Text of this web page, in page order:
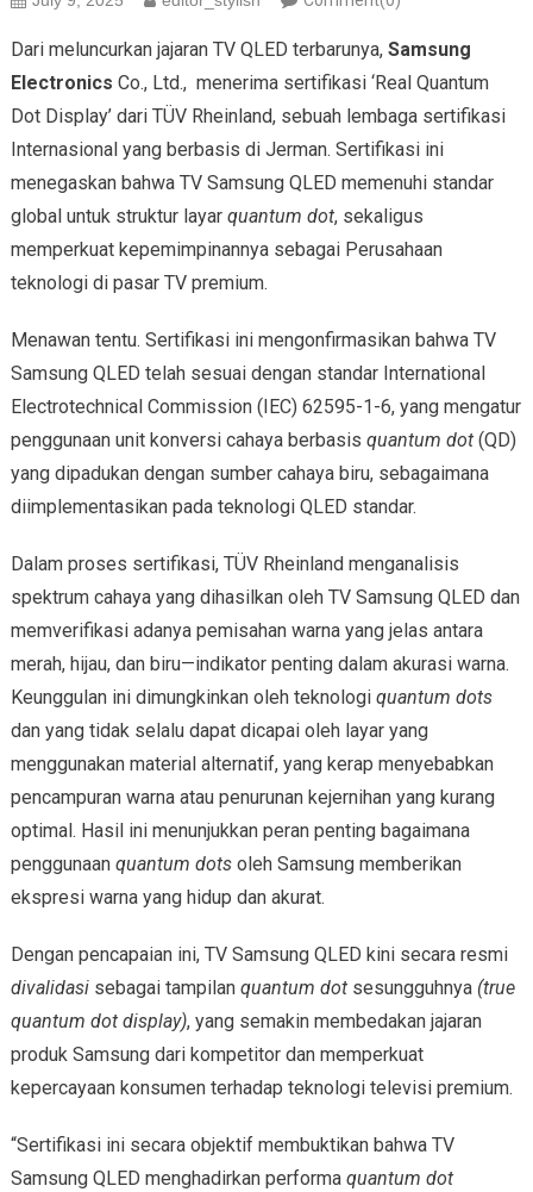
Dari meluncurkan jajaran TV QLED terbarunya, Samsung
Electronics Co., Ltd., menerima sertifikasi ‘Real Quantum
Dot Display’ dari TÜV Rheinland, sebuah lembaga sertifikasi
Internasional yang berbasis di Jerman. Sertifikasi ini
menegaskan bahwa TV Samsung QLED memenuhi standar
global untuk struktur layar quantum dot, sekaligus
memperkuat kepemimpinannya sebagai Perusahaan
teknologi di pasar TV premium.
Menawan tentu. Sertifikasi ini mengonfirmasikan bahwa TV
Samsung QLED telah sesuai dengan standar International
Electrotechnical Commission (IEC) 62595-1-6, yang mengatur
penggunaan unit konversi cahaya berbasis quantum dot(QD)
yang dipadukan dengan sumber cahaya biru, sebagaimana
diimplementasikan pada teknologi QLED standar.
Dalam proses sertifikasi, TÜV Rheinland menganalisis
spektrum cahaya yang dihasilkan oleh TV Samsung QLED dan
memverifikasi adanya pemisahan warna yang jelas antara
merah, hijau, dan biru—indikator penting dalam akurasi warna.
Keunggulan ini dimungkinkan oleh teknologi quantum dots
dan yang tidak selalu dapat dicapai oleh layar yang
menggunakan material alternatif, yang kerap menyebabkan
pencampuran warna atau penurunan kejernihan yang kurang
optimal. Hasil ini menunjukkan peran penting bagaimana
penggunaan quantum dotsoleh Samsung memberikan
ekspresi warna yang hidup dan akurat.
Dengan pencapaian ini, TV Samsung QLED kini secara resmi
divalidasisebagai tampilan quantum dotsesungguhnya (true
quantum dot display), yang semakin membedakan jajaran
produk Samsung dari kompetitor dan memperkuat
kepercayaan konsumen terhadap teknologi televisi premium.
“Sertifikasi ini secara objektif membuktikan bahwa TV
Samsung QLED menghadirkan performa quantum dot